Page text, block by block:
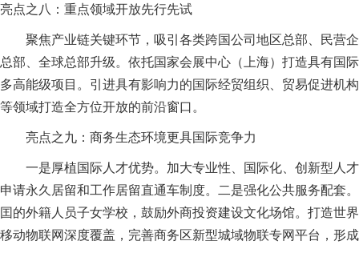
亮点之八：重点领域开放先行先试
聚焦产业链关键环节，吸引各类跨国公司地区总部、民营
总部、全球总部升级。依托国家会展中心（上海）打造具有国
多高能级项目。引进具有影响力的国际经贸组织、贸易促进机
等领域打造全方位开放的前沿窗口。
亮点之九：商务生态环境更具国际竞争力
一是厚植国际人才优势。加大专业性、国际化、创新型人
申请永久居留和工作居留直通车制度。二是强化公共服务配套
囯的外籍人员子女学校，鼓励外商投资建设文化场馆。打造世
移动物联网深度覆盖，完善商务区新型城域物联专网平台，形